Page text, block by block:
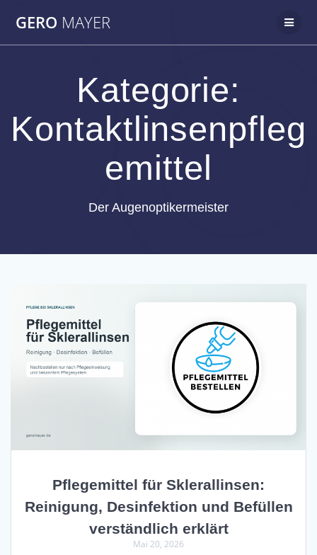
GERO MAYER
Kategorie:
Kontaktlinsenpfleg
emittel
Der Augenoptikermeister
Pflegemittel für Sklerallinsen:
Reinigung, Desinfektion und Befüllen
verständlich erklärt
Mai 20, 2026